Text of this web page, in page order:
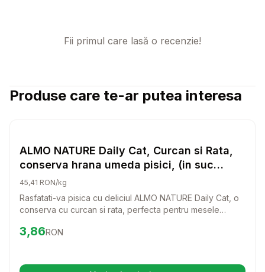
Fii primul care lasă o recenzie!
Produse care te-ar putea interesa
Hrana Umeda Pisici
ALMO NATURE Daily Cat, Curcan si Rata,
conserva hrana umeda pisici, (in suc
propriu), 85g
45,41 RON/kg
Rasfatati-va pisica cu deliciul ALMO NATURE Daily Cat, o
conserva cu curcan si rata, perfecta pentru mesele
ofera un gust irezistibil care va face pisica sa se intoarca
Preț:3.86
3,86RON